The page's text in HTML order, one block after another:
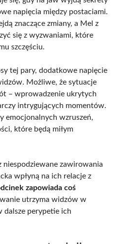
napięcia między postaciami.
znaczące zmiany, a Mel z
się z wyzwaniami, które
szczęściu.
tej pary, dodatkowe napięcie
Możliwe, że sytuacje
– wprowadzenie ukrytych
intrygujących momentów.
emocjonalnych wzruszeń,
które będą miłym
zawirowania
wpłyną na ich relacje z
zapowiada coś
utrzyma widzów w
dalsze perypetie ich